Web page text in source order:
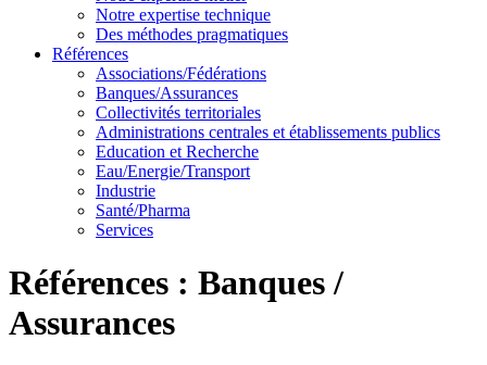
Notre expertise technique
Des méthodes pragmatiques
Références
Associations/Fédérations
Banques/Assurances
Collectivités territoriales
Administrations centrales et établissements publics
Education et Recherche
Eau/Energie/Transport
Industrie
Santé/Pharma
Services
Références : Banques /
Assurances